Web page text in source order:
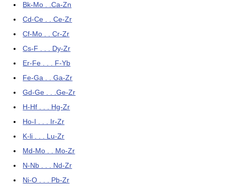
Bk-Mo . .Ca-Zn
Cd-Ce . . Ce-Zr
Cf-Mo . . Cr-Zr
Cs-F . . . Dy-Zr
Er-Fe . . . F-Yb
Fe-Ga . . Ga-Zr
Gd-Ge . . .Ge-Zr
H-Hf . . . Hg-Zr
Ho-I . . . Ir-Zr
K-li . . . Lu-Zr
Md-Mo . . Mo-Zr
N-Nb . . . Nd-Zr
Ni-O . . . Pb-Zr